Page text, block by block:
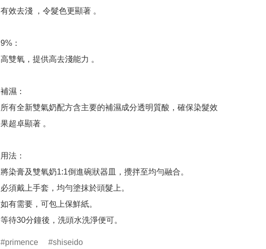
有效去淺 ，令髮色更顯著 。
9%：
高雙氧，提供高去淺能力 。
補濕：
所有全新雙氣奶配方含主要的補濕成分透明質酸，確保染髮效
果超卓顯著 。
用法：
將染膏及雙氧奶1:1倒進碗狀器皿，攪拌至均勻融合。
必須戴上手套，均勻塗抹於頭髮上。
如有需要，可包上保鮮紙。
等待30分鐘後，洗頭水洗淨便可。
primence shiseido